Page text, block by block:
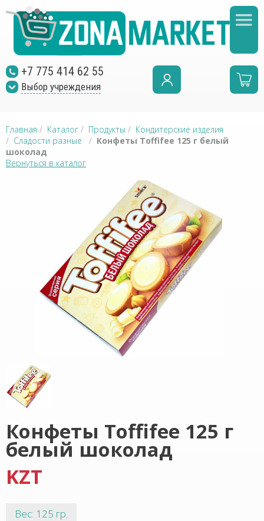
+7 775 414 62 55
Выбор учреждения
Главная / Каталог / Продукты / Кондитерские изделия
/ Сладости разные / Конфеты Toffifee 125 г белый
шоколад
Вернуться в каталог
Конфеты Toffifee 125 г
белый шоколад
KZT
Вес: 125 гр.